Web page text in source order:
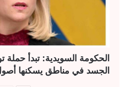
الحكومة السويدية: تبدأ
الجسد في مناطق يسكنها